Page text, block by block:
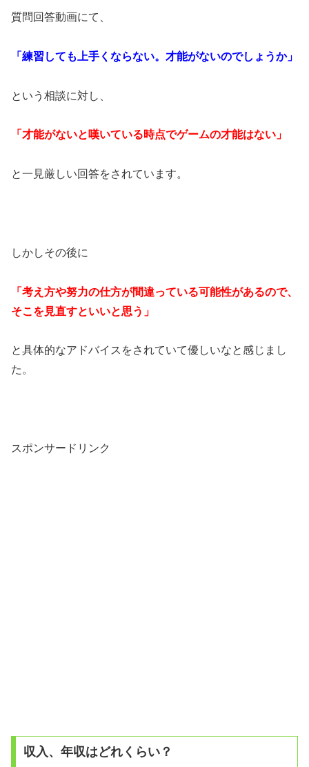
質問回答動画にて、
「練習しても上手くならない。才能がないのでしょうか」
という相談に対し、
「才能がないと嘆いている時点でゲームの才能はない」
と一見厳しい回答をされています。
しかしその後に
「考え方や努力の仕方が間違っている可能性があるので、
そこを見直すといいと思う」
と具体的なアドバイスをされていて優しいなと感じまし
た。
スポンサードリンク
収入、年収はどれくらい？